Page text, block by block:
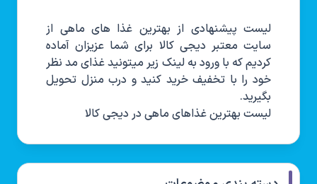
لیست پیشنهادی از بهترین غذا های ماهی از
سایت معتبر دیجی کالا برای شما عزیزان آماده
کردیم که با ورود به لینک زیر میتونید غذای مد نظر
خود را با تخفیف خرید کنید و درب منزل تحویل
بگیرید.
لیست بهترین غذاهای ماهی در دیجی کالا